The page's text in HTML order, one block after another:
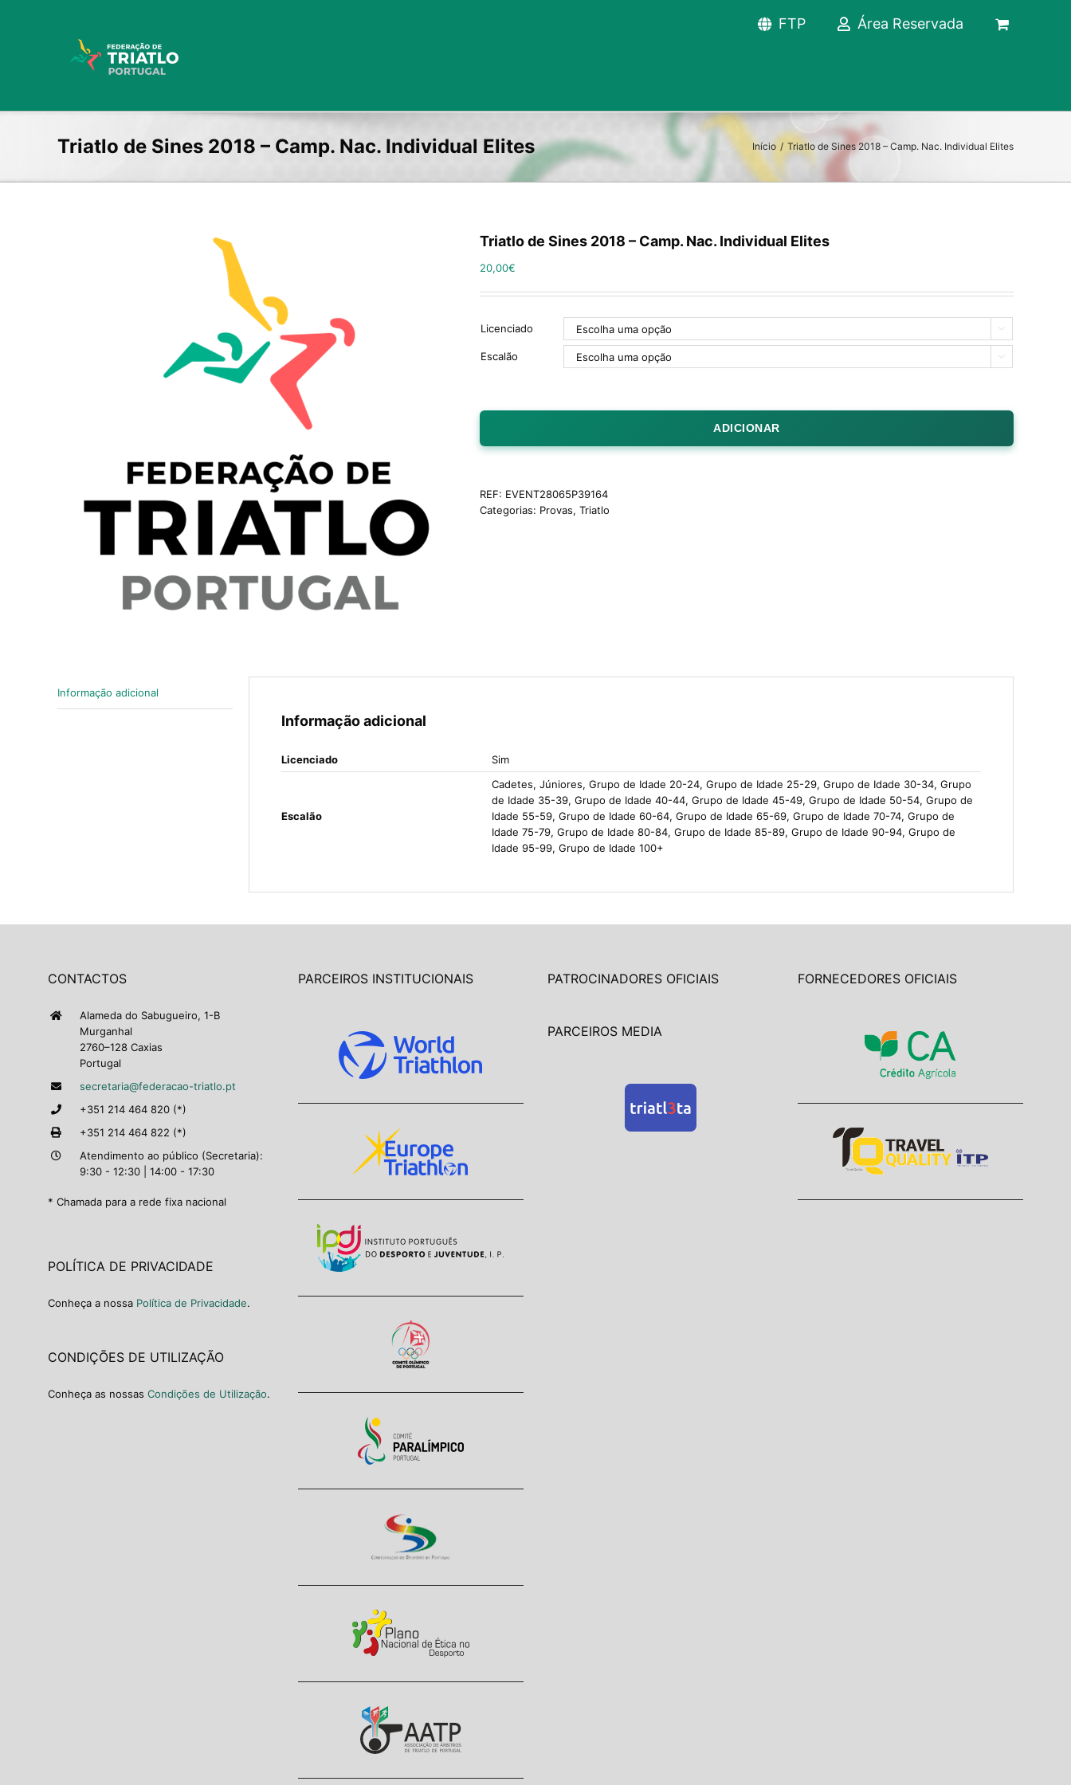
FTP Área Reservada
Triatlo de Sines 2018 – Camp. Nac. Individual Elites Início / Triatlo de Sines 2018 – Camp. Nac. Individual Elites
Triatlo de Sines 2018 – Camp. Nac. Individual Elites
20,00€
Licenciado 
Escalão 
ADICIONAR
REF: EVENT28065P39164
Categorias: Provas, Triatlo
Informação adicional
Informação adicional
Licenciado Sim
Escalão
Cadetes, Júniores, Grupo de Idade 20-24, Grupo de Idade 25-29, Grupo de Idade 30-34, Grupo
de Idade 35-39, Grupo de Idade 40-44, Grupo de Idade 45-49, Grupo de Idade 50-54, Grupo de
Idade 55-59, Grupo de Idade 60-64, Grupo de Idade 65-69, Grupo de Idade 70-74, Grupo de
Idade 75-79, Grupo de Idade 80-84, Grupo de Idade 85-89, Grupo de Idade 90-94, Grupo de
Idade 95-99, Grupo de Idade 100+
CONTACTOS
Alameda do Sabugueiro, 1-B
Murganhal
2760–128 Caxias
Portugal
secretaria@federacao-triatlo.pt
+351 214 464 820 (*)
+351 214 464 822 (*)
Atendimento ao público (Secretaria):
9:30 - 12:30 | 14:00 - 17:30
* Chamada para a rede fixa nacional
POLÍTICA DE PRIVACIDADE
Conheça a nossa Política de Privacidade.
CONDIÇÕES DE UTILIZAÇÃO
Conheça as nossas Condições de Utilização.
PARCEIROS INSTITUCIONAIS PATROCINADORES OFICIAIS
PARCEIROS MEDIA
FORNECEDORES OFICIAIS